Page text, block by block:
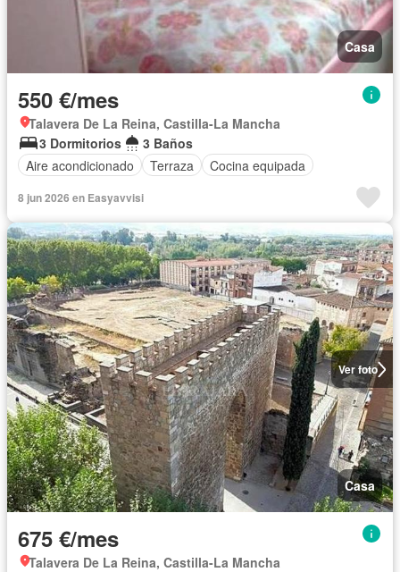
Casa
550 €/mes
Talavera De La Reina, Castilla-La Mancha
3 Dormitorios
3 Baños
Aire acondicionado
Terraza Cocina equipada
8 jun 2026 en Easyavvisi
Ver foto
Casa
675 €/mes
Talavera De La Reina, Castilla-La Mancha